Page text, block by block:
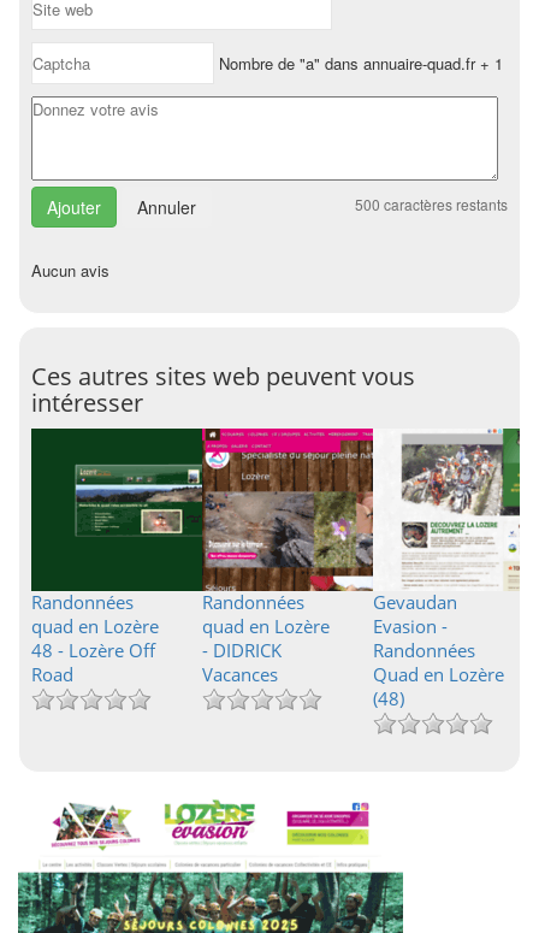
Nombre de "a" dans annuaire-quad.fr + 1
Annuler 500 caractères restants
Aucun avis
Ces autres sites web peuvent vous
intéresser
Randonnées
quad en Lozère
48 - Lozère Off
Road
Randonnées
quad en Lozère
- DIDRICK
Vacances
Gevaudan
Evasion -
Randonnées
Quad en Lozère
(48)